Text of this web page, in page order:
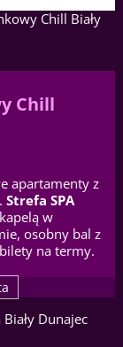
Chill
apartamenty z
Strefa SPA
w
osobny bal z
na termy.